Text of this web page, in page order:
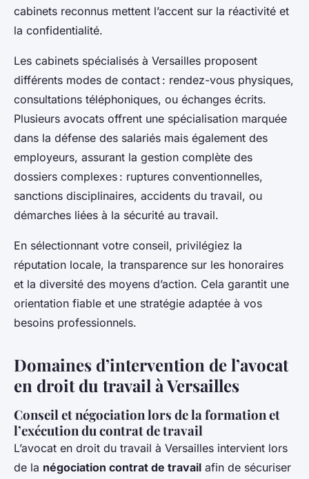
cabinets reconnus mettent l’accent sur la réactivité et
la confidentialité.
Les cabinets spécialisés à Versailles proposent
différents modes de contact : rendez-vous physiques,
consultations téléphoniques, ou échanges écrits.
Plusieurs avocats offrent une spécialisation marquée
dans la défense des salariés mais également des
employeurs, assurant la gestion complète des
dossiers complexes : ruptures conventionnelles,
sanctions disciplinaires, accidents du travail, ou
démarches liées à la sécurité au travail.
En sélectionnant votre conseil, privilégiez la
réputation locale, la transparence sur les honoraires
et la diversité des moyens d’action. Cela garantit une
orientation fiable et une stratégie adaptée à vos
besoins professionnels.
Domaines d’intervention de l’avocat
en droit du travail à Versailles
Conseil et négociation lors de la formation et
l’exécution du contrat de travail
L’avocat en droit du travail à Versailles intervient lors
de la négociation contrat de travail afin de sécuriser